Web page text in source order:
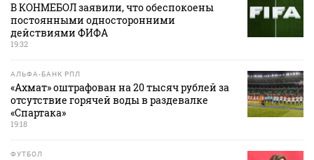
В КОНМЕБОЛ заявили, что обеспокоены
постоянными односторонними
действиями ФИФА
19:32
АЛЬФА-БАНК РПЛ
«Ахмат» оштрафован на 20 тысяч рублей за
отсутствие горячей воды в раздевалке
«Спартака»
19:18
ФУТБОЛ